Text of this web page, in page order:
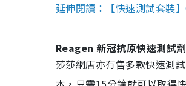
延伸閱讀：【快速測試套裝
Reagen 新冠抗原快速測試劑
莎莎網店亦有售多款快速測